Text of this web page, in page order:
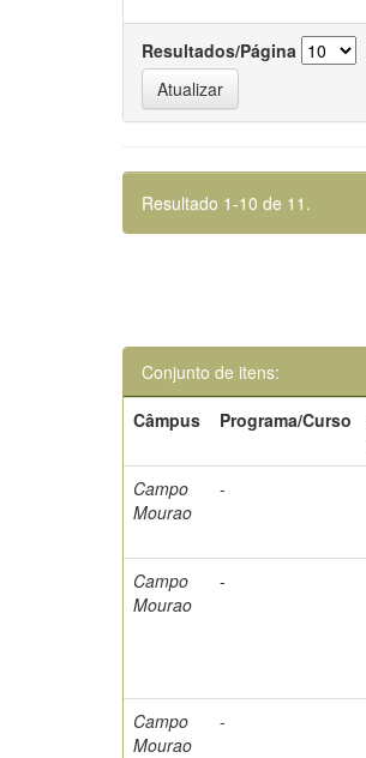
Resultados/Página
Resultado 1-10 de 11.
Conjunto de itens:
Câmpus
Programa/Curso
Campo
Mourao
-
Campo
Mourao
-
Campo
Mourao
-